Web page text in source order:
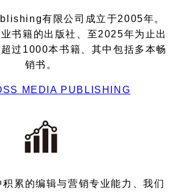
有限公司成立于2005年。
书籍的出版社、至2025年为止出
过1000本书籍、其中包括多本畅
销书。
MEDIA PUBLISHING
累的编辑与营销专业能力、我们